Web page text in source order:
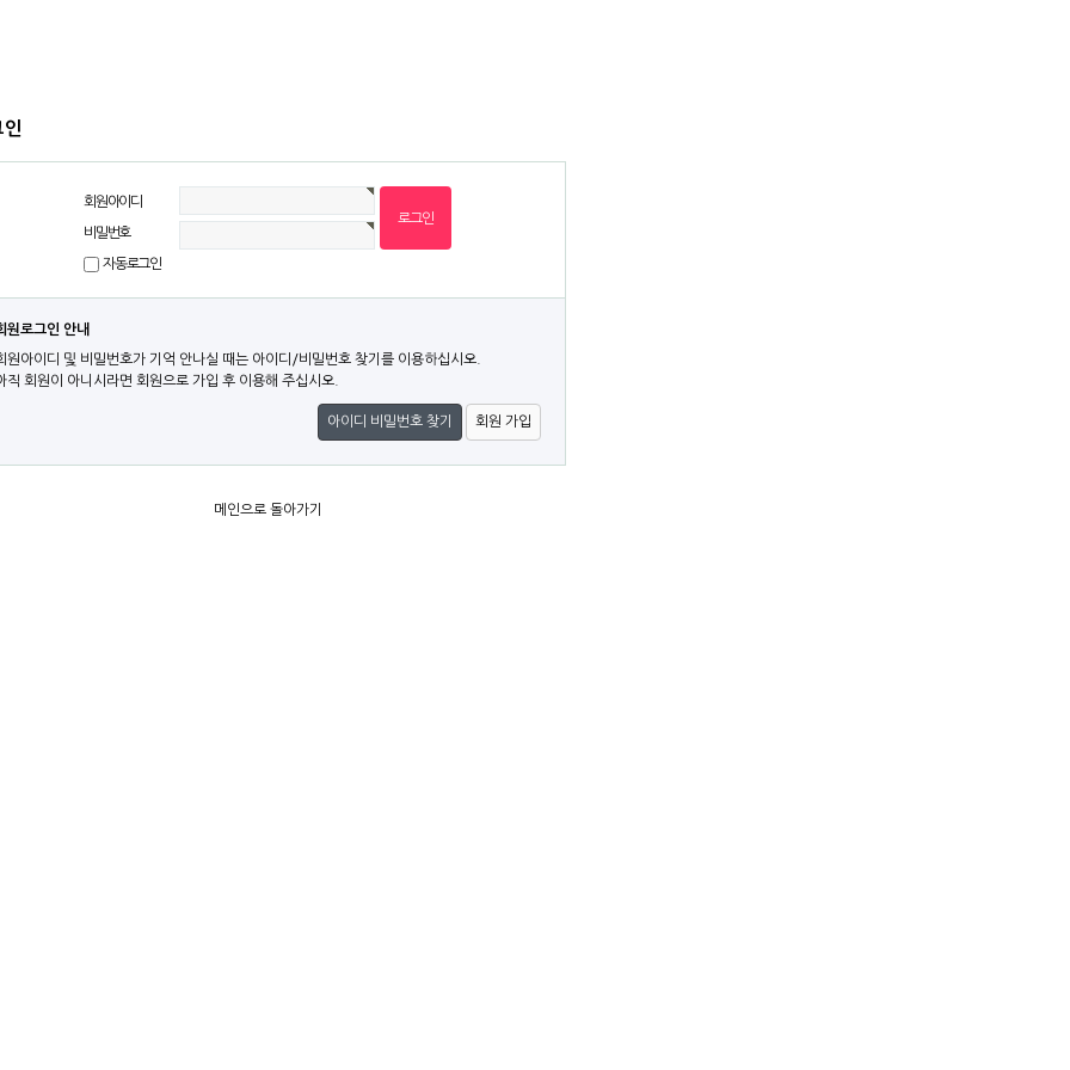
인
회원아이디
비밀번호
자동로그인
원로그인 안내
원아이디 및 비밀번호가 기억 안나실 때는 아이디/비밀번호 찾기를 이용하십시오.
직 회원이 아니시라면 회원으로 가입 후 이용해 주십시오.
아이디 비밀번호 찾기 회원 가입
메인으로 돌아가기